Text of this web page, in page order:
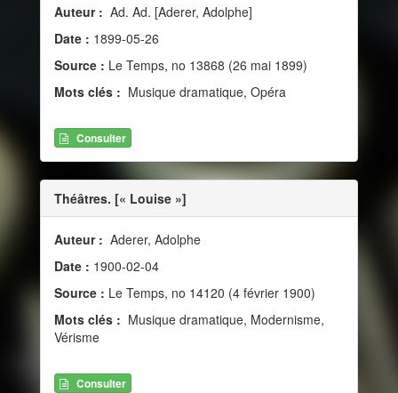
Auteur : Ad. Ad. [Aderer, Adolphe]
Date : 1899-05-26
Source : Le Temps, no 13868 (26 mai 1899)
Mots clés : Musique dramatique, Opéra
Consulter
Théâtres. [« Louise »]
Auteur : Aderer, Adolphe
Date : 1900-02-04
Source : Le Temps, no 14120 (4 février 1900)
Mots clés : Musique dramatique, Modernisme,
Vérisme
Consulter